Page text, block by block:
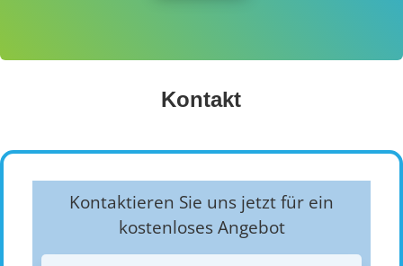
Kontakt
Kontaktieren Sie uns jetzt für ein
kostenloses Angebot